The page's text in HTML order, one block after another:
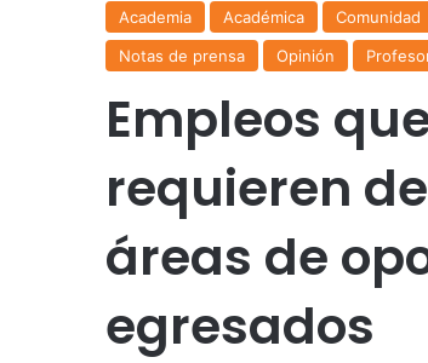
Academia Académica Comunidad
Notas de prensa
Opinión
Empleos
requieren
áreas de
egresados